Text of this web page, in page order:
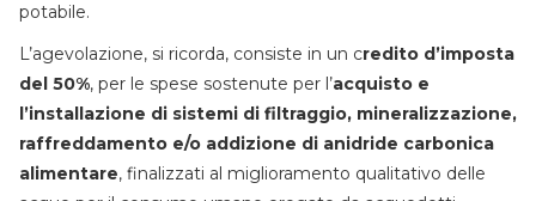
potabile.
L’agevolazione, si ricorda, consiste in un credito d’imposta
del 50%, per le spese sostenute per l’acquisto e
l’installazione di sistemi di filtraggio, mineralizzazione,
raffreddamento e/o addizione di anidride carbonica
alimentare, finalizzati al miglioramento qualitativo delle